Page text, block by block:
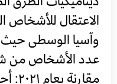
الاعتقال للأشخاص
وآسيا الوسطى